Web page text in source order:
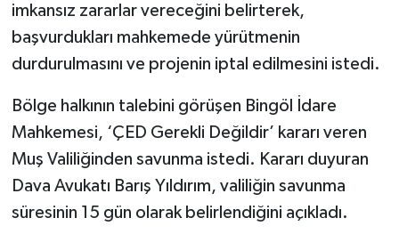
imkansız zararlar vereceğini belirterek,
başvurdukları mahkemede yürütmenin
durdurulmasını ve projenin iptal edilmesini istedi.
Bölge halkının talebini görüşen Bingöl İdare
Mahkemesi, ‘ÇED Gerekli Değildir’ kararı veren
Muş Valiliğinden savunma istedi. Kararı duyuran
Dava Avukatı Barış Yıldırım, valiliğin savunma
süresinin 15 gün olarak belirlendiğini açıkladı.